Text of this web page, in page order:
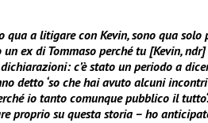
qua a litigare con Kevin, sono qua solo
un ex di Tommaso perché tu [Kevin,
c’è stato un periodo a
detto ‘so che hai avuto alcuni
io tanto comunque pubblico il
proprio su questa storia – ho